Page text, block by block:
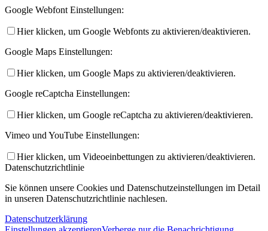
Google Webfont Einstellungen:
Hier klicken, um Google Webfonts zu aktivieren/deaktivieren.
Google Maps Einstellungen:
Hier klicken, um Google Maps zu aktivieren/deaktivieren.
Google reCaptcha Einstellungen:
Hier klicken, um Google reCaptcha zu aktivieren/deaktivieren.
Vimeo und YouTube Einstellungen:
Hier klicken, um Videoeinbettungen zu aktivieren/deaktivieren.
Datenschutzrichtlinie
Sie können unsere Cookies und Datenschutzeinstellungen im Detail
in unseren Datenschutzrichtlinie nachlesen.
Datenschutzerklärung